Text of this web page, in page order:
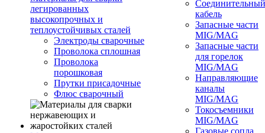
легированных
высокопрочных и
теплоустойчивых сталей
Электроды сварочные
Проволока сплошная
Проволока
порошковая
Прутки присадочные
Флюс сварочный
Соединительный
кабель
Запасные части
MIG/MAG
Запасные части
для горелок
MIG/MAG
Направляющие
каналы
MIG/MAG
Токосъемники
MIG/MAG
Газовые сопла